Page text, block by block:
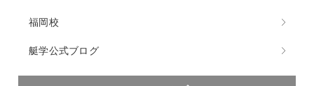
福岡校
艇学公式ブログ